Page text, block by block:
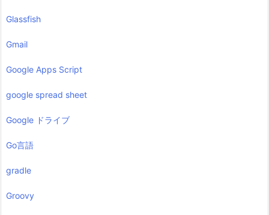
Glassfish
Gmail
Google Apps Script
google spread sheet
Google ドライブ
Go言語
gradle
Groovy